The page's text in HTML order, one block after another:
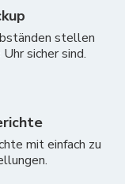
stellen
sicher sind.
mit einfach zu